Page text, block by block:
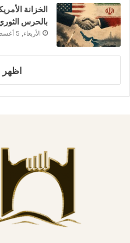
الخزانة
بالحرس
الأربعاء, 5 أغسطس 2026 - 7:23 م
اظهر